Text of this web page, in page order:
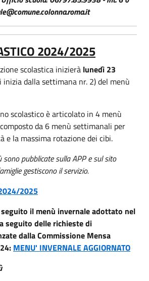
2024/2025
scolastica inizierà lunedì 23
inizia dalla settimana nr. 2) del menù
scolastico è articolato in 4 menù
da 6 menù settimanali per
e la massima rotazione dei cibi.
sono pubblicate sulla APP e sul sito
gestiscono il servizio.
2025
il menù invernale adottato nel
seguito delle richieste di
dalla Commissione Mensa
MENU' INVERNALE AGGIORNATO